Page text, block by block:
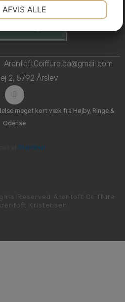
ArentoftCoiffure.ca@gmail.com
2, 5792 Årslev
meget kort væk fra Højby, Ringe &
Odense
Standout
Reserved Arentoft Coiffure
Kristensen
STATISTIK
AFVIS ALLE